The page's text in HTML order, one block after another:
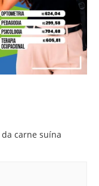
carne suína